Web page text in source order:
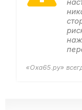
«Оха65.ру»